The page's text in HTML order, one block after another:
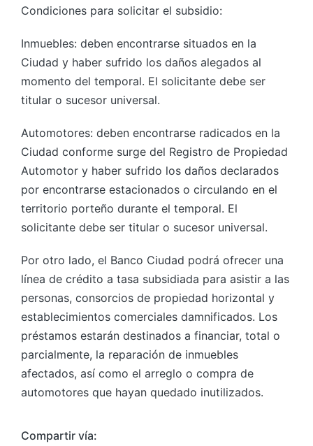
Condiciones para solicitar el subsidio:
Inmuebles: deben encontrarse situados en la
Ciudad y haber sufrido los daños alegados al
momento del temporal. El solicitante debe ser
titular o sucesor universal.
Automotores: deben encontrarse radicados en la
Ciudad conforme surge del Registro de Propiedad
Automotor y haber sufrido los daños declarados
por encontrarse estacionados o circulando en el
territorio porteño durante el temporal. El
solicitante debe ser titular o sucesor universal.
Por otro lado, el Banco Ciudad podrá ofrecer una
línea de crédito a tasa subsidiada para asistir a las
personas, consorcios de propiedad horizontal y
establecimientos comerciales damnificados. Los
préstamos estarán destinados a financiar, total o
parcialmente, la reparación de inmuebles
afectados, así como el arreglo o compra de
automotores que hayan quedado inutilizados.
Compartir vía: